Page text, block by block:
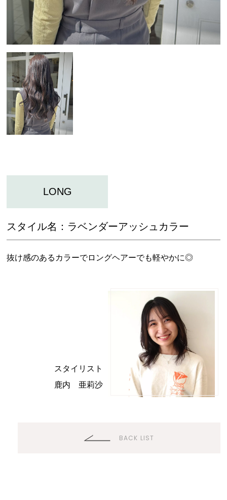
LONG
スタイル名： ラベンダーアッシュカラー
抜け感のあるカラーでロングヘアーでも軽やかに◎
スタイリスト
鹿内 亜莉沙
BACK LIST